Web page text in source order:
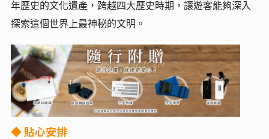
年歷史的文化遺產，跨越四大歷史時期，讓遊客能夠深入
探索這個世界上最神秘的文明。
◆貼心安排